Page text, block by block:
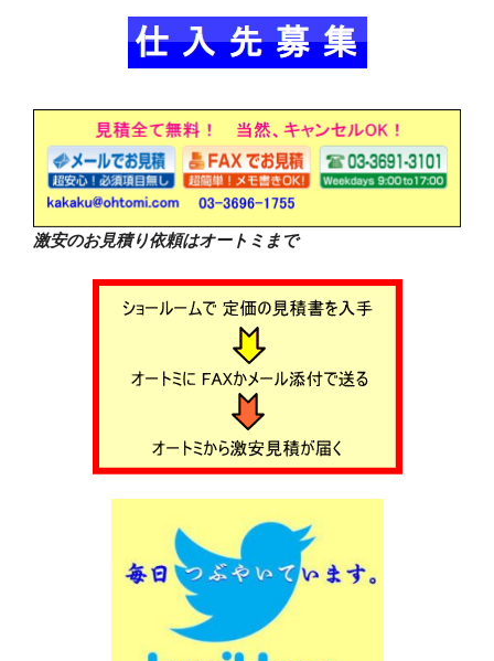
激安のお見積り依頼はオートミまで